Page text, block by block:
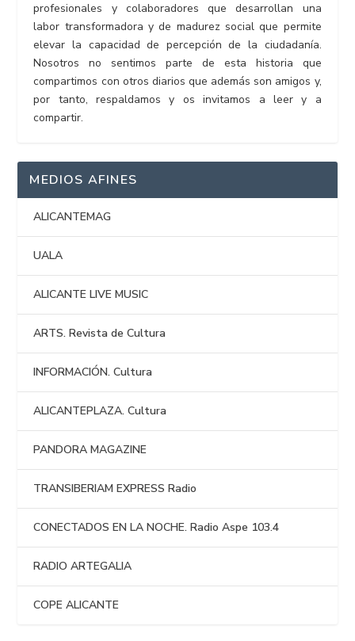
profesionales y colaboradores que desarrollan una
labor transformadora y de madurez social que permite
elevar la capacidad de percepción de la ciudadanía.
Nosotros no sentimos parte de esta historia que
compartimos con otros diarios que además son amigos y,
por tanto, respaldamos y os invitamos a leer y a
compartir.
MEDIOS AFINES
ALICANTEMAG
UALA
ALICANTE LIVE MUSIC
ARTS. Revista de Cultura
INFORMACIÓN. Cultura
ALICANTEPLAZA. Cultura
PANDORA MAGAZINE
TRANSIBERIAM EXPRESS Radio
CONECTADOS EN LA NOCHE. Radio Aspe 103.4
RADIO ARTEGALIA
COPE ALICANTE